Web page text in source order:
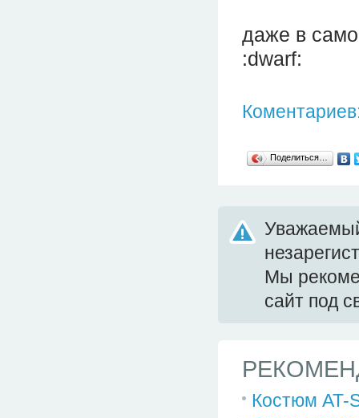
даже в
:dwarf:
Поделиться…
Мы
сайт под
Костюм AT-